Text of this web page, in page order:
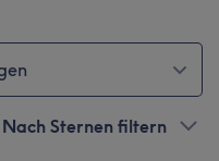
Nach Sternen filtern